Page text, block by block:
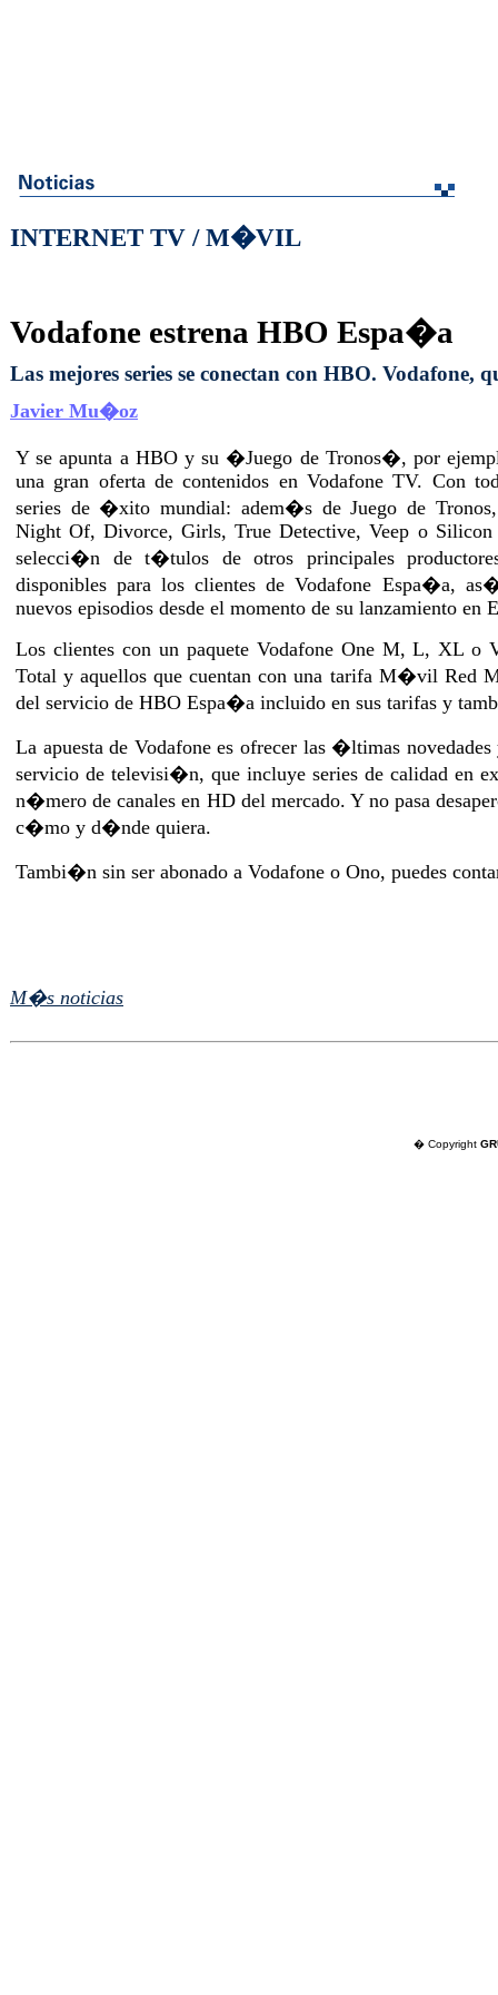
INTERNET TV / M�VIL
Vodafone estrena HBO Espa�a
Las mejores series se conectan con HBO.
Javier Mu�oz
Y se apunta a HBO y su �Juego de Tronos�, por
una gran oferta de contenidos en Vodafone TV. Con
series de �xito mundial: adem�s de Juego de
Night Of, Divorce, Girls, True Detective, Veep o
selecci�n de t�tulos de otros principales
disponibles para los clientes de Vodafone Espa�a,
nuevos episodios desde el momento de su lanzamiento en
Los clientes con un paquete Vodafone One M, L, XL o
Total y aquellos que cuentan con una tarifa M�vil Red
del servicio de HBO Espa�a incluido en sus tarifas y
La apuesta de Vodafone es ofrecer las �ltimas
servicio de televisi�n, que incluye series de calidad en
n�mero de canales en HD del mercado. Y no pasa
c�mo y d�nde quiera.
Tambi�n sin ser abonado a Vodafone o Ono, puedes
M�s noticias
� Copyright